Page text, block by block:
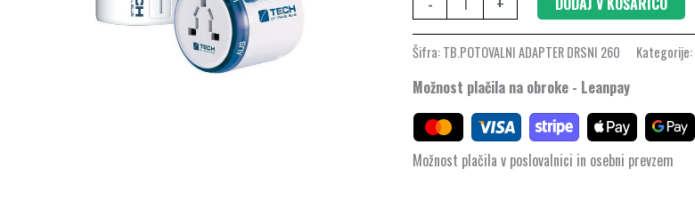
Šifra:TB.POTOVALNI ADAPTER DRSNI 260 Kategorije:
Možnost plačila na obroke - Leanpay
Možnost plačila v poslovalnici in osebni prevzem